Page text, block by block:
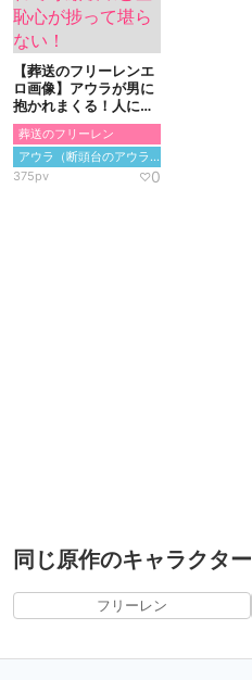
【葬送のフリーレンエ
ロ画像】アウラが男に
抱かれまくる！人に犯
されて尊厳破壊と羞恥
心が捗って堪らない！
葬送のフリーレン
アウラ（断頭台のアウラ）
375pv
♡0
同じ原作のキャラクター
フリーレン